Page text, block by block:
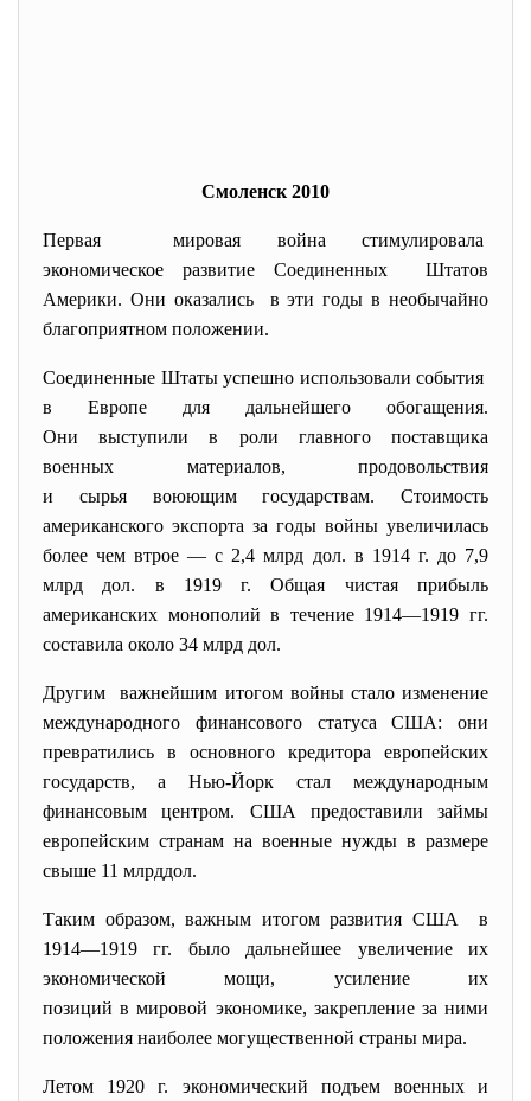
Смоленск 2010
Первая мировая война стимулировала
экономическое развитие Соединенных Штатов
Америки. Они оказались в эти годы в необычайно
благоприятном положении.
Соединенные Штаты успешно использовали события
в Европе для дальнейшего обогащения.
Они выступили в роли главного поставщика
военных материалов, продовольствия
и сырья воюющим государствам. Стоимость
американского экспорта за годы войны увеличилась
более чем втрое — с 2,4 млрд дол. в 1914 г. до 7,9
млрд дол. в 1919 г. Общая чистая прибыль
американских монополий в течение 1914—1919 гг.
составила около 34 млрд дол.
Другим важнейшим итогом войны стало изменение
международного финансового статуса США: они
превратились в основного кредитора европейских
государств, а Нью-Йорк стал международным
финансовым центром. США предоставили займы
европейским странам на военные нужды в размере
свыше 11 млрддол.
Таким образом, важным итогом развития США в
1914—1919 гг. было дальнейшее увеличение их
экономической мощи, усиление их
позиций в мировой экономике, закрепление за ними
положения наиболее могущественной страны мира.
Летом 1920 г. экономический подъем военных и